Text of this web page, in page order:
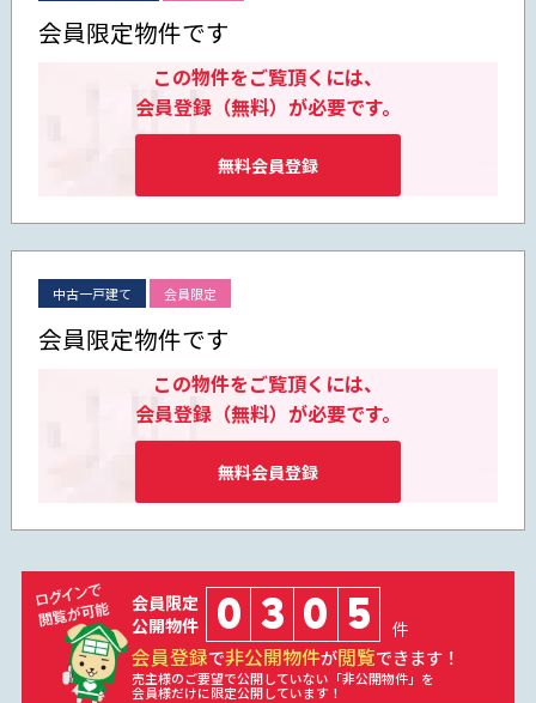
会員限定物件です
この物件をご覧頂くには、
会員登録（無料）が必要です。
無料会員登録
中古一戸建て 会員限定
会員限定物件です
この物件をご覧頂くには、
会員登録（無料）が必要です。
無料会員登録
会員限定
公開物件
0 3 0 5 件
会員登録で非公開物件が閲覧できます！
売主様のご要望で公開していない「非公開物件」を
会員様だけに限定公開しています！